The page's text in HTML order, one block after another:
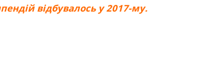
відбувалось у 2017-му.